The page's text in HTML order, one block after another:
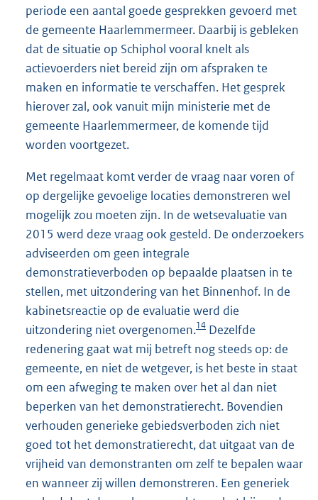
periode een aantal goede gesprekken gevoerd met
de gemeente Haarlemmermeer. Daarbij is gebleken
dat de situatie op Schiphol vooral knelt als
actievoerders niet bereid zijn om afspraken te
maken en informatie te verschaffen. Het gesprek
hierover zal, ook vanuit mijn ministerie met de
gemeente Haarlemmermeer, de komende tijd
worden voortgezet.
Met regelmaat komt verder de vraag naar voren of
op dergelijke gevoelige locaties demonstreren wel
mogelijk zou moeten zijn. In de wetsevaluatie van
2015 werd deze vraag ook gesteld. De onderzoekers
adviseerden om geen integrale
demonstratieverboden op bepaalde plaatsen in te
stellen, met uitzondering van het Binnenhof. In de
kabinetsreactie op de evaluatie werd die
uitzondering niet overgenomen.14 Dezelfde
redenering gaat wat mij betreft nog steeds op: de
gemeente, en niet de wetgever, is het beste in staat
om een afweging te maken over het al dan niet
beperken van het demonstratierecht. Bovendien
verhouden generieke gebiedsverboden zich niet
goed tot het demonstratierecht, dat uitgaat van de
vrijheid van demonstranten om zelf te bepalen waar
en wanneer zij willen demonstreren. Een generiek